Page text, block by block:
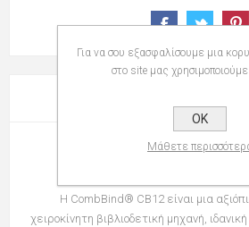
Μηχανή
Η CombBind® CB12 είναι μια
χειροκίνητη βιβλιοδετική μηχανή,
Για να σου εξασφαλίσουμε μια
στο site μας χρησιμοποιούμε
OK
Μάθετε